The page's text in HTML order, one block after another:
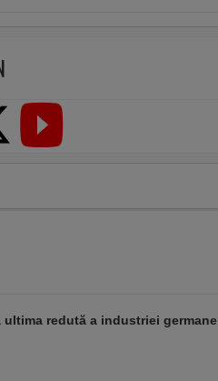
ultima redută a industriei germane